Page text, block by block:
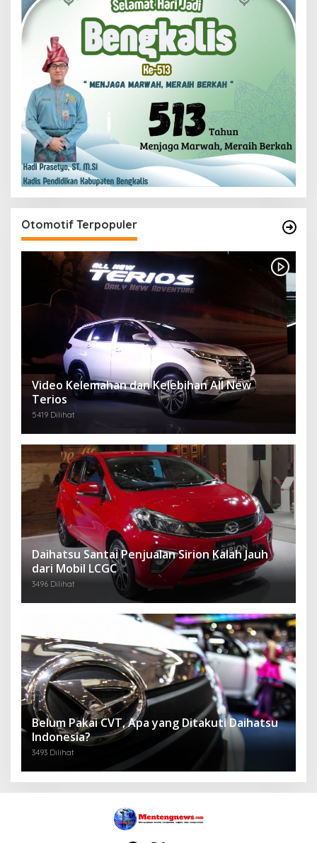
Otomotif Terpopuler
Video Kelemahan dan Kelebihan All New
Terios
5419 Dilihat
Daihatsu Santai Penjualan Sirion Kalah Jauh
dari Mobil LCGC
3496 Dilihat
Belum Pakai CVT, Apa yang Ditakuti Daihatsu
Indonesia?
3493 Dilihat